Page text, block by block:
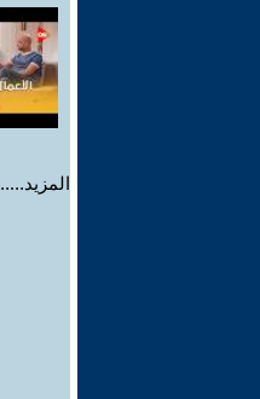
المزيد.....